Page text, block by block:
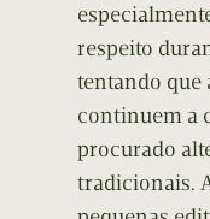
respeito
tentando que
continuem a
procurado
tradicionais.